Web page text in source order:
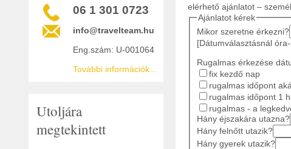
06 1 301 0723
info@travelteam.hu
Eng.szám: U-001064
További információk...
Utoljára
megtekintett
elérhető ajánlatot –
Ajánlatot kérek
Mikor szeretne érkezni?
[Dátumválasztásnál
Rugalmas érkezése
fix kezdő nap
rugalmas időpont
rugalmas időpont 1
rugalmas - a
Hány éjszakára utazna?
Hány felnőtt utazik?
Hány gyerek utazik?